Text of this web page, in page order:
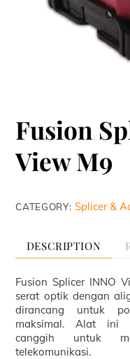
Fusion
View M9
CATEGORY:Splicer &
DESCRIPTION
Fusion Splicer INNO
serat optik dengan
dirancang untuk
maksimal. Alat ini
canggih untuk
telekomunikasi.